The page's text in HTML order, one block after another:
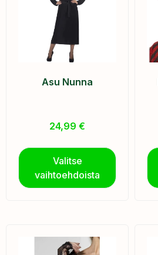
Asu Nunna
24,99 €
Valitse
vaihtoehdoista